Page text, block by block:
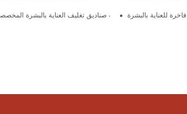
تصميمات صناديق تغليف العناية بالبشرة المخصصةللعناية بالبشرة